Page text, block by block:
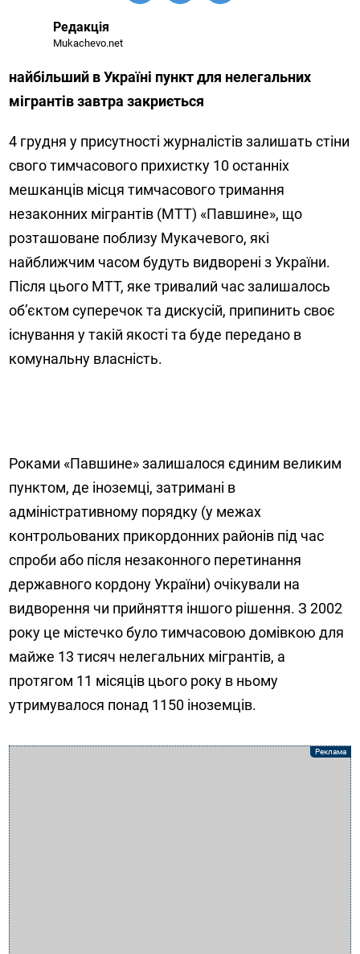
Редакція
Mukachevo.net
найбільший в Україні пункт для нелегальних
мігрантів завтра закриється
4 грудня у присутності журналістів залишать стіни
свого тимчасового прихистку 10 останніх
мешканців місця тимчасового тримання
незаконних мігрантів (МТТ) «Павшине», що
розташоване поблизу Мукачевого, які
найближчим часом будуть видворені з України.
Після цього МТТ, яке тривалий час залишалось
об’єктом суперечок та дискусій, припинить своє
існування у такій якості та буде передано в
комунальну власність.
Роками «Павшине» залишалося єдиним великим
пунктом, де іноземці, затримані в
адміністративному порядку (у межах
контрольованих прикордонних районів під час
спроби або після незаконного перетинання
державного кордону України) очікували на
видворення чи прийняття іншого рішення. З 2002
року це містечко було тимчасовою домівкою для
майже 13 тисяч нелегальних мігрантів, а
протягом 11 місяців цього року в ньому
утримувалося понад 1150 іноземців.